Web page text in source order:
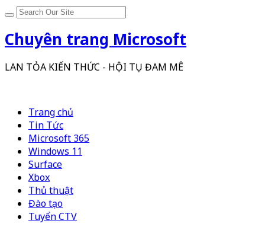
Chuyên trang Microsoft
LAN TỎA KIẾN THỨC - HỘI TỤ ĐAM MÊ
Trang chủ
Tin Tức
Microsoft 365
Windows 11
Surface
Xbox
Thủ thuật
Đào tạo
Tuyển CTV